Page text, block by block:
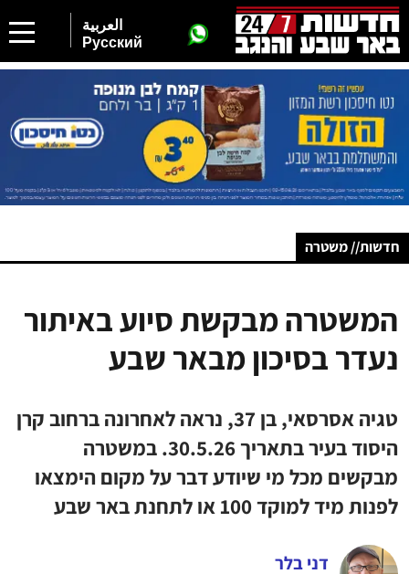
العربية
Русский
חדשות// משטרה
המשטרה מבקשת סיוע באיתור
נעדר בסיכון מבאר שבע
טגיה אסרסאי, בן 37, נראה לאחרונה ברחוב קרן
היסוד בעיר בתאריך 30.5.26. במשטרה
מבקשים מכל מי שיודע דבר על מקום הימצאו
לפנות מיד למוקד 100 או לתחנת באר שבע
דני בלר